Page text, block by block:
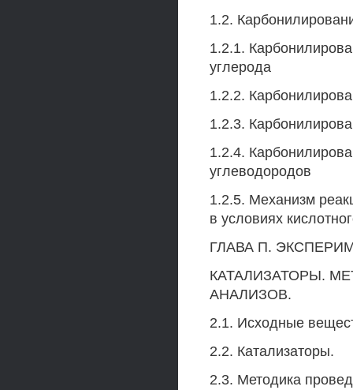
1.2.
1.2.1.
углерода
1.2.2.
1.2.3.
1.2.4.
углеводородов
1.2.5. Механизм
в условиях
ГЛАВА П.
КАТАЛИЗАТОРЫ.
АНАЛИЗОВ.
2.1. Исходные
2.2. Катализаторы.
2.3. Методика